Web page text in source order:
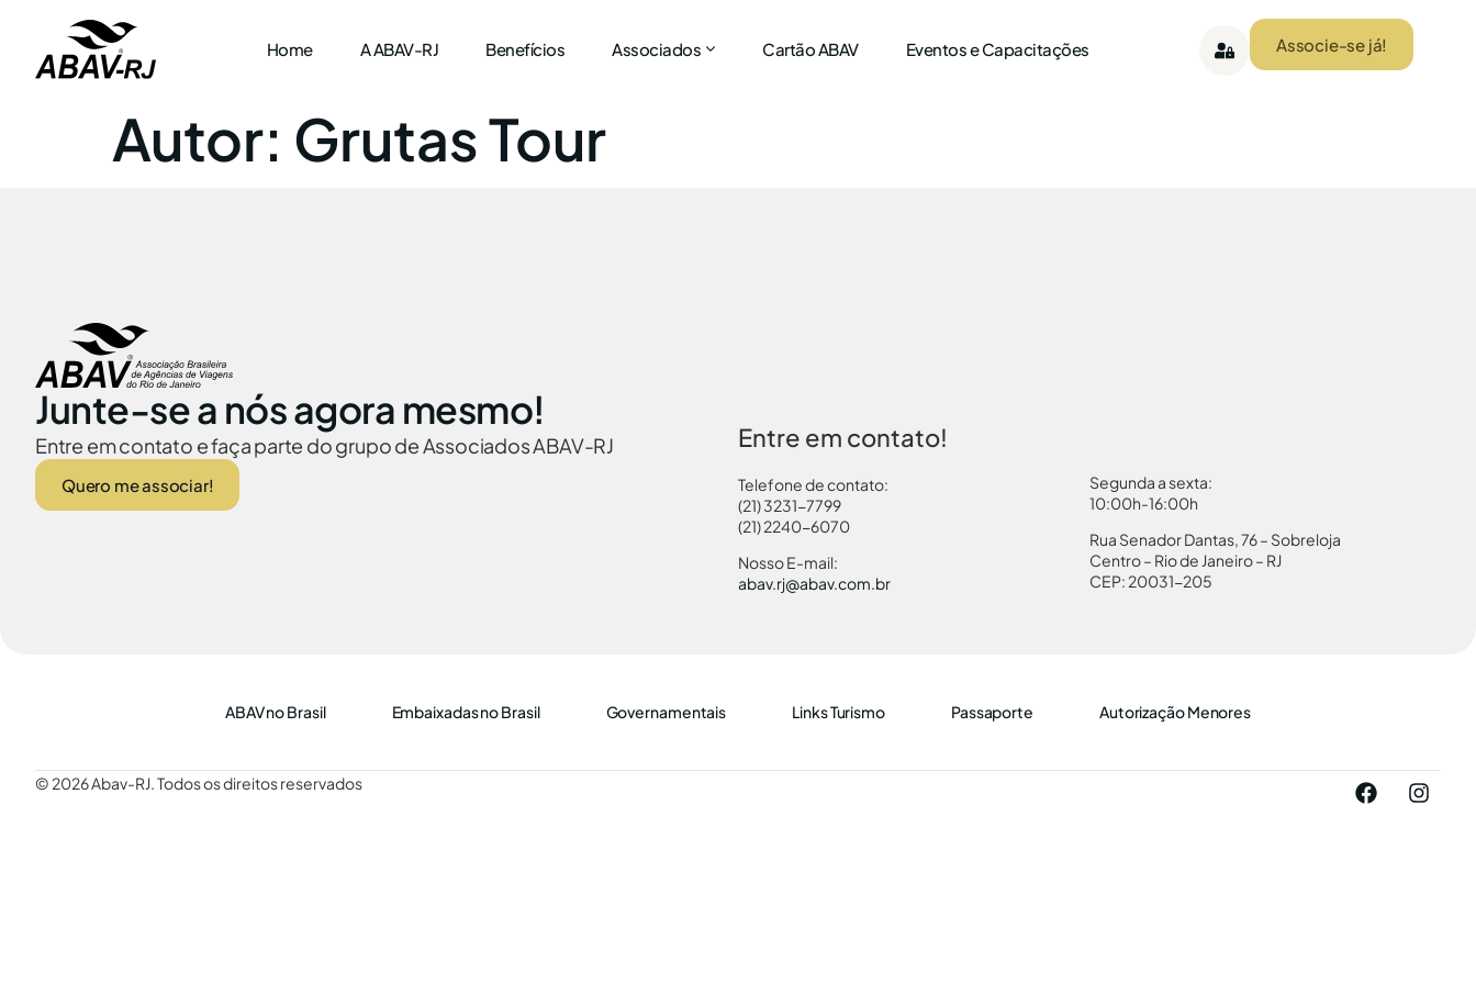
Home A ABAV-RJ Benefícios Associados Cartão ABAV Eventos e Capacitações Associe-se já!
Autor: Grutas Tour
Junte-se a nós agora mesmo!
Entre em contato e faça parte do grupo de Associados ABAV-RJ
Quero me associar!
Entre em contato!
Telefone de contato:
(21) 3231-7799
(21) 2240-6070
Nosso E-mail:
abav.rj@abav.com.br
Segunda a sexta:
10:00h-16:00h
Rua Senador Dantas, 76 – Sobreloja
Centro – Rio de Janeiro – RJ
CEP: 20031-205
ABAV no Brasil Embaixadas no Brasil Governamentais Links Turismo Passaporte Autorização Menores
© 2026 Abav-RJ. Todos os direitos reservados